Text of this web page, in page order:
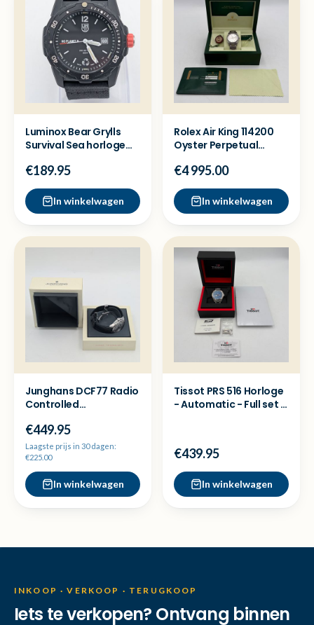
Luminox Bear Grylls
Survival Sea horloge
€189.95
In winkelwagen
Rolex Air King 114200
Oyster Perpetual
€4 995.00
In winkelwagen
Junghans DCF77 Radio
Controlled
*zeldzaam!*
€449.95
Laagste prijs in 30 dagen:
€225.00
In winkelwagen
Tissot PRS 516 Horloge
- Automatic - Full set -
€439.95
In winkelwagen
INKOOP · VERKOOP · TERUGKOOP
Iets te verkopen? Ontvang binnen